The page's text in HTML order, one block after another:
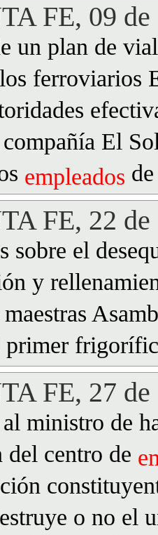
FE, 09 de
un plan de
ferroviarios
El
empleados
FE, 22 de
sobre el
y
maestras
FE, 27
ministro de
del centro de
o no el